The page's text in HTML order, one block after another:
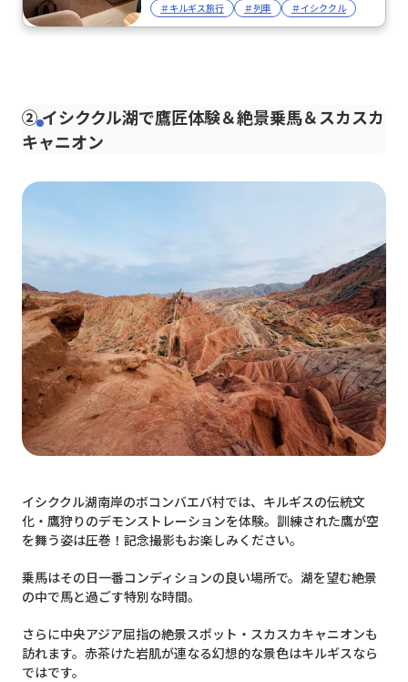
＃キルギス旅行 ＃列車 ＃イシククル
② イシククル湖で鷹匠体験＆絶景乗馬＆スカスカ
キャニオン
イシククル湖南岸のボコンバエバ村では、キルギスの伝統文
化・鷹狩りのデモンストレーションを体験。訓練された鷹が空
を舞う姿は圧巻！記念撮影もお楽しみください。
乗馬はその日一番コンディションの良い場所で。湖を望む絶景
の中で馬と過ごす特別な時間。
さらに中央アジア屈指の絶景スポット・スカスカキャニオンも
訪れます。赤茶けた岩肌が連なる幻想的な景色はキルギスなら
ではです。